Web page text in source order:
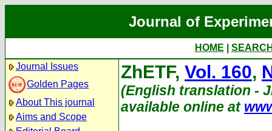
Journal of
HOME
Journal Issues
Golden Pages
About This journal
Aims and Scope
ZhETF, Vol. 160,
(English translation -
available online at